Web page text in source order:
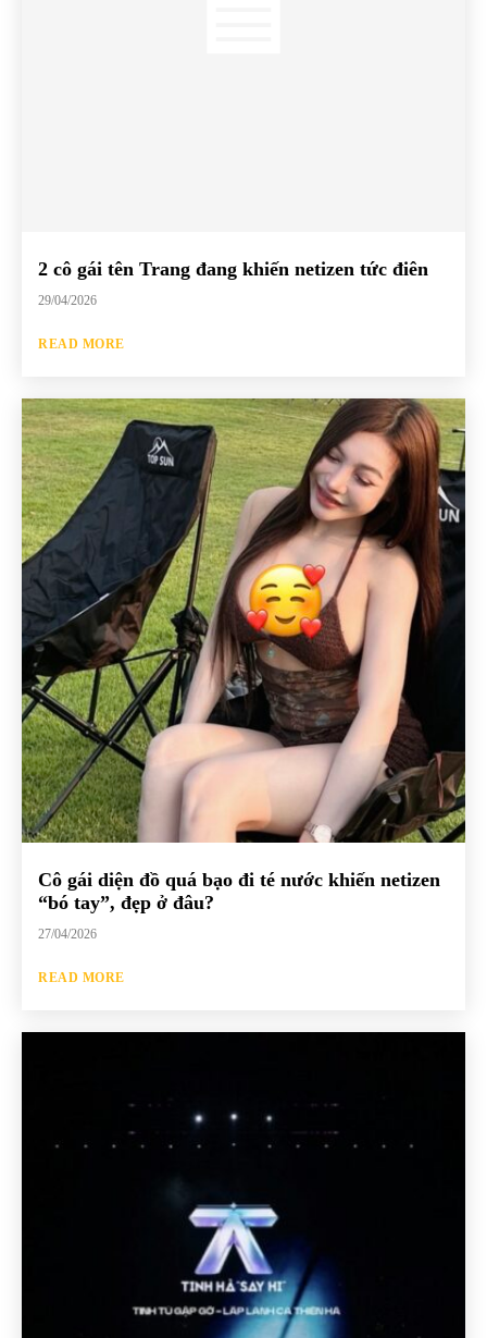
2 cô gái tên Trang đang khiến netizen tức điên
29/04/2026
READ MORE
Cô gái diện đồ quá bạo đi té nước khiến netizen
“bó tay”, đẹp ở đâu?
27/04/2026
READ MORE